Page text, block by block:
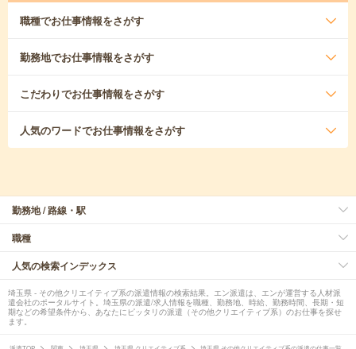
職種でお仕事情報をさがす
勤務地でお仕事情報をさがす
こだわりでお仕事情報をさがす
人気のワードでお仕事情報をさがす
勤務地 / 路線・駅
職種
人気の検索インデックス
埼玉県 - その他クリエイティブ系の派遣情報の検索結果。エン派遣は、エンが運営する人材派
遣会社のポータルサイト。埼玉県の派遣/求人情報を職種、勤務地、時給、勤務時間、長期・短
期などの希望条件から、あなたにピッタリの派遣（その他クリエイティブ系）のお仕事を探せ
ます。